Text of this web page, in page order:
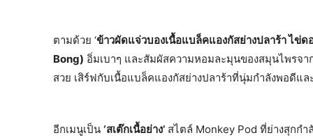
ตามด้วย ‘ข้าวผัดแจ่วบองเนื้อแบล็คแองกัสย่างปลาร้า ไข่ด
Bong) อิ่มเบาๆ และสัมผัสความหอมละมุนของสมุนไพรจ
สวย เสิร์ฟกับเนื้อแบล็คแองกัสย่างปลาร้าที่นุ่มกำลังพอดีแ
อีกเมนูเป็น ‘สเต๊กเนื้อย่าง’ สไตล์ Monkey Pod ที่ย่างสุกก